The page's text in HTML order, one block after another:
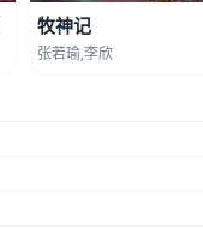
牧神记
张若瑜,李欣